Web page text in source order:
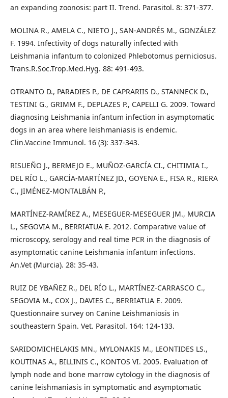
an expanding zoonosis: part II. Trend. Parasitol. 8: 371-377.
MOLINA R., AMELA C., NIETO J., SAN-ANDRÉS M., GONZÁLEZ
F. 1994. Infectivity of dogs naturally infected with
Leishmania infantum to colonized Phlebotomus perniciosus.
Trans.R.Soc.Trop.Med.Hyg. 88: 491-493.
OTRANTO D., PARADIES P., DE CAPRARIIS D., STANNECK D.,
TESTINI G., GRIMM F., DEPLAZES P., CAPELLI G. 2009. Toward
diagnosing Leishmania infantum infection in asymptomatic
dogs in an area where leishmaniasis is endemic.
Clin.Vaccine Immunol. 16 (3): 337-343.
RISUEÑO J., BERMEJO E., MUÑOZ-GARCÍA CI., CHITIMIA I.,
DEL RÍO L., GARCÍA-MARTÍNEZ JD., GOYENA E., FISA R., RIERA
C., JIMÉNEZ-MONTALBÁN P.,
MARTÍNEZ-RAMÍREZ A., MESEGUER-MESEGUER JM., MURCIA
L., SEGOVIA M., BERRIATUA E. 2012. Comparative value of
microscopy, serology and real time PCR in the diagnosis of
asymptomatic canine Leishmania infantum infections.
An.Vet (Murcia). 28: 35-43.
RUIZ DE YBAÑEZ R., DEL RÍO L., MARTÍNEZ-CARRASCO C.,
SEGOVIA M., COX J., DAVIES C., BERRIATUA E. 2009.
Questionnaire survey on Canine Leishmaniosis in
southeastern Spain. Vet. Parasitol. 164: 124-133.
SARIDOMICHELAKIS MN., MYLONAKIS M., LEONTIDES LS.,
KOUTINAS A., BILLINIS C., KONTOS VI. 2005. Evaluation of
lymph node and bone marrow cytology in the diagnosis of
canine leishmaniasis in symptomatic and asymptomatic